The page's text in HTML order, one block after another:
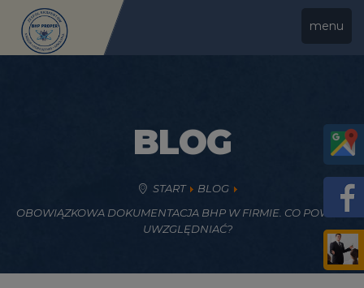
menu
BLOG
START
BLOG
OBOWIĄZKOWA DOKUMENTACJA BHP W FIRMIE. CO POWINNA
UWZGLĘDNIAĆ?